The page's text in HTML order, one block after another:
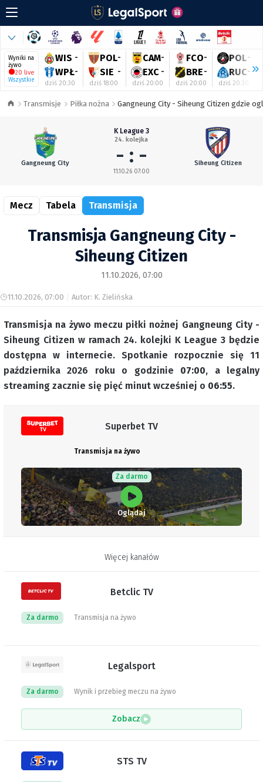
Wyniki na
żywo
20 live
Wszystkie
WIS -
WPŁ-
dziś 20:30
POL-
SIE -
dziś 18:00
CAM-
EXC -
dziś 20:00
FCO-
BRE-
dziś 20:00
POL-
RUC-
dziś 20:30
Transmisje Piłka nożna Gangneung City - Siheung Citizen gdzie
Gangneung City
K League 3
24. kolejka
- : -
11.10.26 07:00
Siheung Citizen
Mecz Tabela Transmisja
Transmisja Gangneung City -
Siheung Citizen
11.10.2026, 07:00
11.10.2026, 07:00 Autor: K. Zielińska
Transmisja na żywo meczu piłki nożnej Gangneung City -
Siheung Citizen w ramach 24. kolejki K League 3 będzie
dostępna w internecie. Spotkanie rozpocznie się 11
października 2026 roku o godzinie 07:00, a legalny
streaming zacznie się pięć minut wcześniej o 06:55.
Superbet TV
Transmisja na żywo
Za darmo
Oglądaj
Więcej kanałów
Betclic TV
Transmisja na żywo
Za darmo
Legalsport
Wynik i przebieg meczu na żywo
Za darmo
Zobacz
STS TV